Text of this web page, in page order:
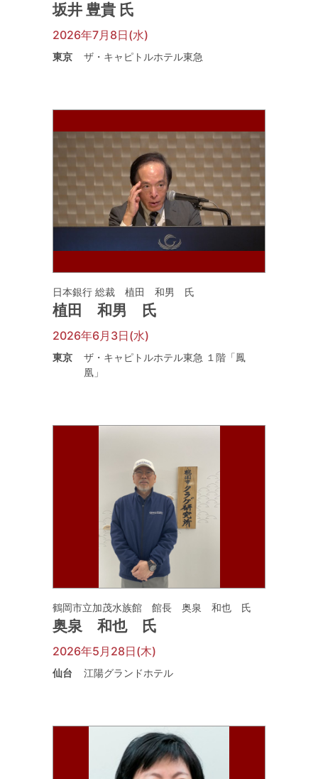
坂井 豊貴 氏
2026年7月8日(水)
東京 ザ・キャピトルホテル東急
日本銀行 総裁 植田 和男 氏
植田 和男 氏
2026年6月3日(水)
東京
ザ・キャピトルホテル東急 １階「鳳
凰」
鶴岡市立加茂水族館 館長 奥泉 和也 氏
奥泉 和也 氏
2026年5月28日(木)
仙台 江陽グランドホテル